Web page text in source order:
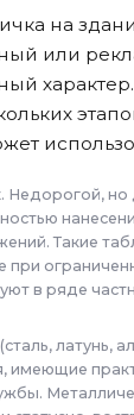
на
или
характер.
Недорогой,
Такие
при
в ряде
латунь,
имеющие